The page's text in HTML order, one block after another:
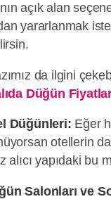
açık alan
yararlanmak
da ilgini
Düğün
Düğünleri: Eğer
otellerin
alıcı yapıdaki bu
Salonları ve